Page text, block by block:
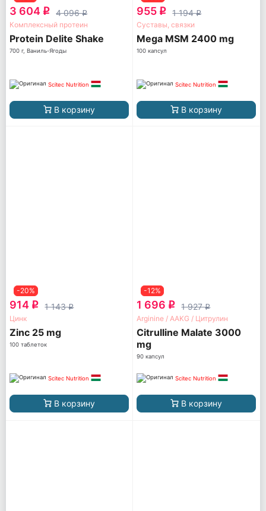
3 604 q 4 096q
Комплексный протеин
Protein Delite Shake
700 г, Ваниль-Ягоды
Scitec Nutrition
В корзину
955 q 1 194q
Суставы, связки
Mega MSM 2400 mg
100 капсул
Scitec Nutrition
В корзину
-20%
914 q 1 143q
Цинк
Zinc 25 mg
100 таблеток
Scitec Nutrition
В корзину
-12%
1 696 q 1 927q
Arginine / AAKG / Цитрулин
Citrulline Malate 3000
mg
90 капсул
Scitec Nutrition
В корзину